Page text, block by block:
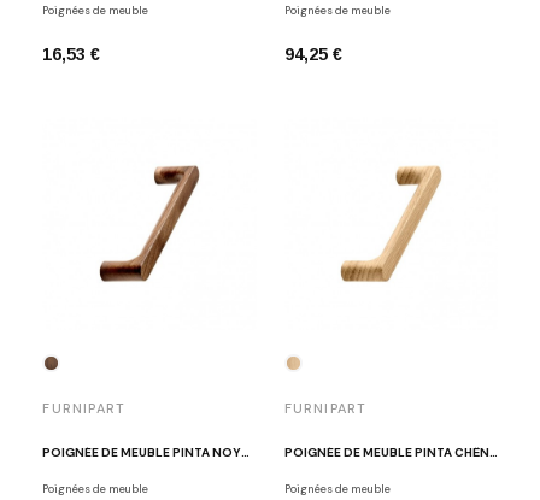
Poignées de meuble
16,53 €
Poignées de meuble
94,25 €
FURNIPART
POIGNÉE DE MEUBLE PINTA NOYER LAQUÉ
Poignées de meuble
FURNIPART
POIGNÉE DE MEUBLE PINTA CHÊNE CLAIR LAQUÉ
Poignées de meuble